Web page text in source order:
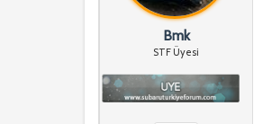
Bmk
STF Üyesi